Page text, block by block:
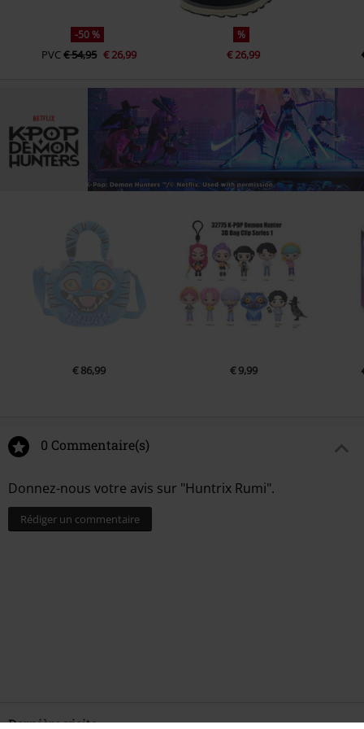
-50 %
PVC€ 54,95 € 26,99
%
€ 26,99
€ 86,99 € 9,99
0 Commentaire(s)
Donnez-nous votre avis sur "Huntrix Rumi".
Rédiger un commentaire
Dernière visite